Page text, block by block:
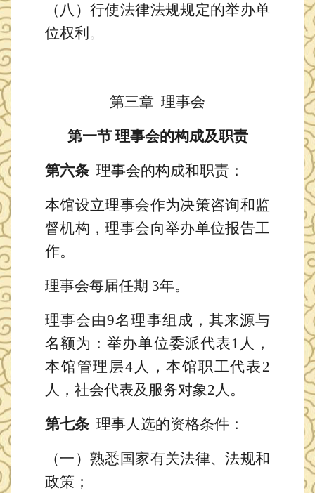
（ 八 ）行使法律法规规定的举办单
位权利 。
第三章 理事会
第一节 理事会的构成及职责
第六条 理事会的构成和职责：
本馆设立理事会作为决策咨询和监
督机构，理事会向举办单位报告工
作。
理事会每届任期 3年。
理事会由9名理事组成 ， 其来源与
名额为：举办单位委派代表1人，
本馆管理层4人，本馆职工代表2
人，社会代表及服务对象2人。
第七条 理事人选的资格条件：
（一）熟悉国家有关法律、法规和
政策；